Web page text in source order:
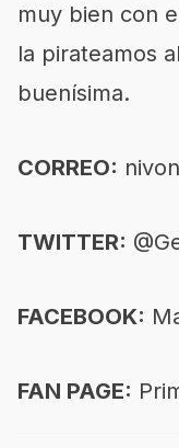
muy bien con
la pirateamos
buenísima.
CORREO:
TWITTER:
FACEBOOK:
FAN PAGE: